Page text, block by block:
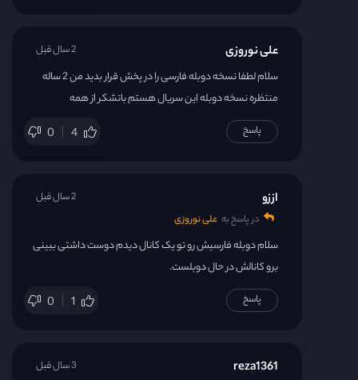
علی نوروزی
سلام لطفا نسخه دوبله فارسی را در پخش قرار بدید من 2 ساله
منتظره نسخه دوبله این سریال هستم باتشکر از همه
0 4
2 سال قبل
پاسخ
اززو
در پاسخ به علی نوروزی
سلام دوبله فارسیش رو تو یک کانال دیدم دوست داشتی ببینی
برو کانالش در حال دوبلست.
0 1
2 سال قبل
پاسخ
reza1361 3 سال قبل